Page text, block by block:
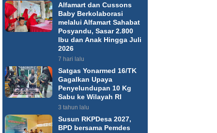
Alfamart dan Cussons
Baby Berkolaborasi
melalui Alfamart Sahabat
Posyandu, Sasar 2.800
Ibu dan Anak Hingga Juli
2026
7 hari lalu
Satgas Yonarmed 16/TK
Gagalkan Upaya
Penyelundupan 10 Kg
Sabu ke Wilayah RI
3 tahun lalu
Susun RKPDesa 2027,
BPD bersama Pemdes